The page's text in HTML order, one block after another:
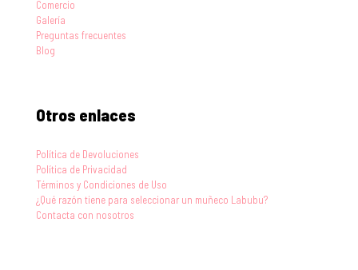
Comercio
Galería
Preguntas frecuentes
Blog
Otros enlaces
Política de Devoluciones
Política de Privacidad
Términos y Condiciones de Uso
¿Qué razón tiene para seleccionar un muñeco Labubu?
Contacta con nosotros